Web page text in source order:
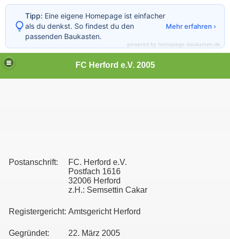
FC Herford e.V. 2005
Postanschrift:
FC. Herford e.V.
Postfach 1616
32006 Herford
z.H.: Semsettin Cakar
Registergericht: Amtsgericht Herford
Gegründet: 22. März 2005
Tipp: Eine eigene Homepage ist einfacher
als du denkst. So findest du den
passenden Baukasten.
Mehr erfahren ›
powered by homepage-baukasten.de